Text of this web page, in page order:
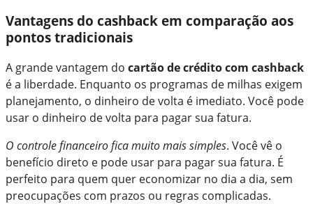
Vantagens do cashback em comparação aos
pontos tradicionais
A grande vantagem do cartão de crédito com cashback
é a liberdade. Enquanto os programas de milhas exigem
planejamento, o dinheiro de volta é imediato. Você pode
usar o dinheiro de volta para pagar sua fatura.
O controle financeiro fica muito mais simples. Você vê o
benefício direto e pode usar para pagar sua fatura. É
perfeito para quem quer economizar no dia a dia, sem
preocupações com prazos ou regras complicadas.